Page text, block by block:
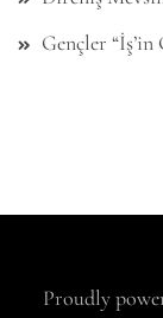
Gençler
Proudly